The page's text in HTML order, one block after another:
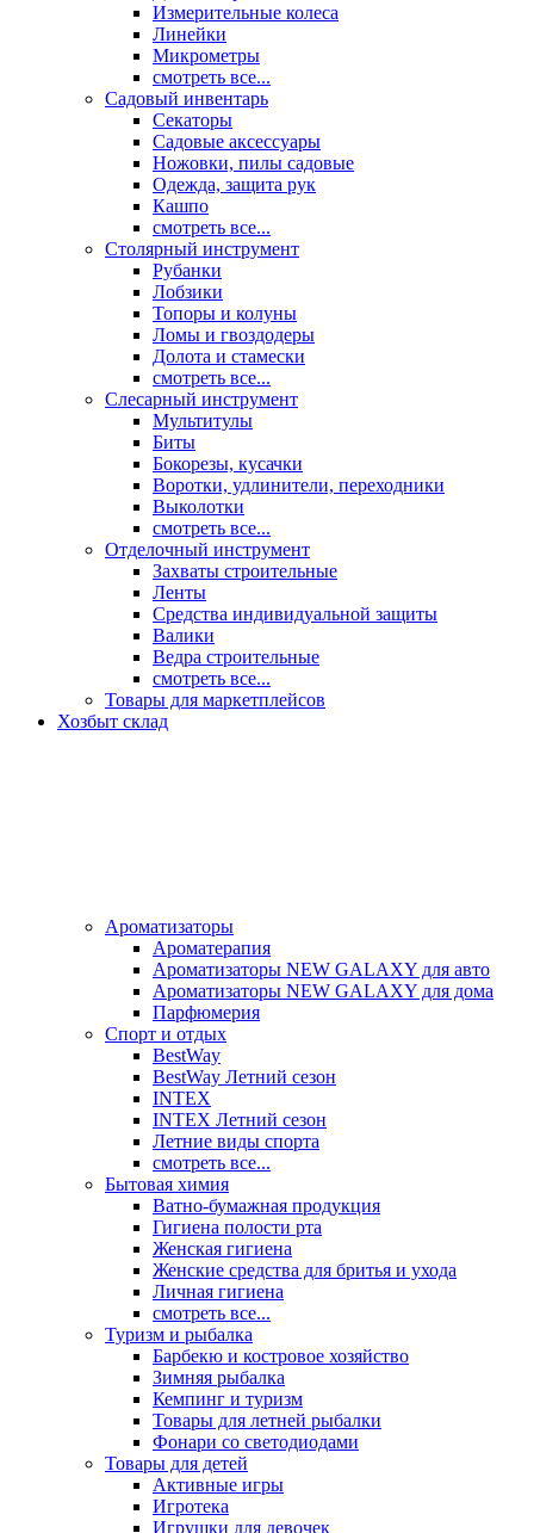
Измерительные колеса
Линейки
Микрометры
смотреть все...
Садовый инвентарь
Секаторы
Садовые аксессуары
Ножовки, пилы садовые
Одежда, защита рук
Кашпо
смотреть все...
Столярный инструмент
Рубанки
Лобзики
Топоры и колуны
Ломы и гвоздодеры
Долота и стамески
смотреть все...
Слесарный инструмент
Мультитулы
Биты
Бокорезы, кусачки
Воротки, удлинители, переходники
Выколотки
смотреть все...
Отделочный инструмент
Захваты строительные
Ленты
Средства индивидуальной защиты
Валики
Ведра строительные
смотреть все...
Товары для маркетплейсов
Хозбыт склад
Ароматизаторы
Ароматерапия
Ароматизаторы NEW GALAXY для авто
Ароматизаторы NEW GALAXY для дома
Парфюмерия
Спорт и отдых
BestWay
BestWay Летний сезон
INTEX
INTEX Летний сезон
Летние виды спорта
смотреть все...
Бытовая химия
Ватно-бумажная продукция
Гигиена полости рта
Женская гигиена
Женские средства для бритья и ухода
Личная гигиена
смотреть все...
Туризм и рыбалка
Барбекю и костровое хозяйство
Зимняя рыбалка
Кемпинг и туризм
Товары для летней рыбалки
Фонари со светодиодами
Товары для детей
Активные игры
Игротека
Игрушки для девочек